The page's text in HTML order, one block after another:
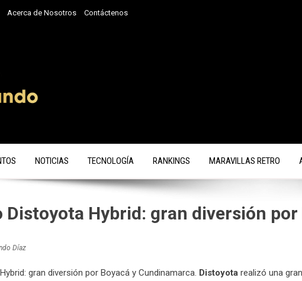
Acerca de Nosotros Contáctenos
NOTICIAS TECNOLOGÍA RANKINGS MARAVILLAS RETRO
Distoyota Hybrid: gran diversión
Díaz
gran diversión por Boyacá y Cundinamarca. Distoyota realizó una